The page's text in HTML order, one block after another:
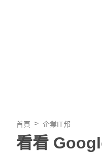
首頁 企業IT邦
看看